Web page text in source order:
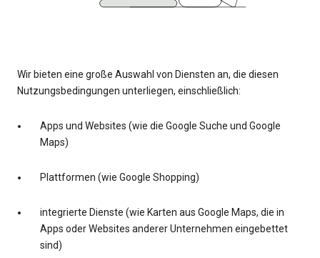
Wir bieten eine große Auswahl von Diensten an, die diesen
Nutzungsbedingungen unterliegen, einschließlich:
Apps und Websites (wie die Google Suche und Google
Maps)
Plattformen (wie Google Shopping)
integrierte Dienste (wie Karten aus Google Maps, die in
Apps oder Websites anderer Unternehmen eingebettet
sind)